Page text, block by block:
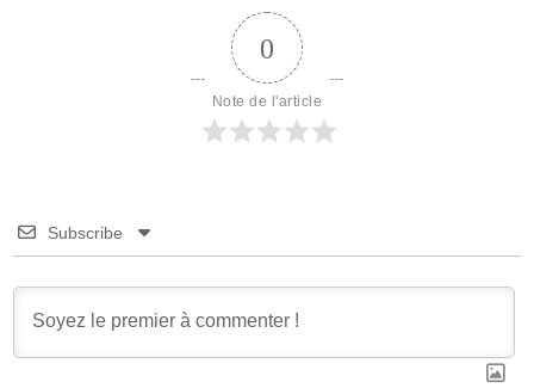
0
Note de l'article
Subscribe